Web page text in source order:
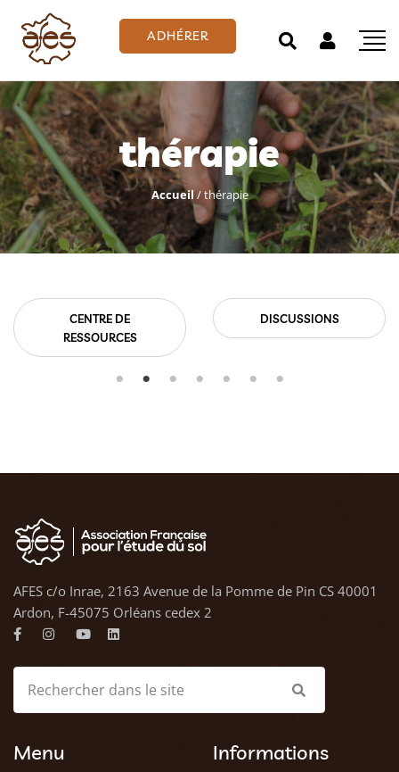
ADHÉRER
thérapie
Accueil/thérapie
CENTRE DE
RESSOURCES
DISCUSSIONS
AFES c/o Inrae, 2163 Avenue de la Pomme de Pin CS 40001
Ardon, F-45075 Orléans cedex 2
Menu Informations